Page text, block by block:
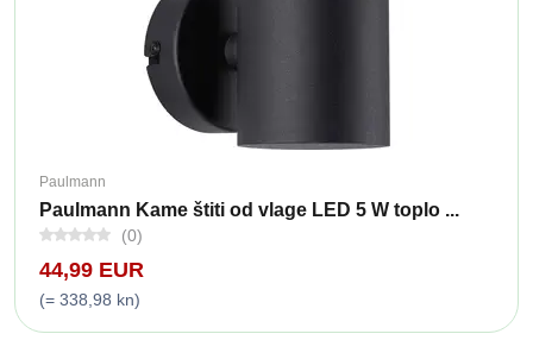
Paulmann
Paulmann Kame štiti od vlage LED 5 W toplo ...
(0)
44,99 EUR
(= 338,98 kn)